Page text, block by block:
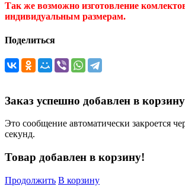
Так же возможно изготовление
индивидуальным размерам.
Поделиться
Заказ успешно добавлен в
Это сообщение автоматически закроется
секунд.
Товар добавлен в корзину!
Продолжить В корзину